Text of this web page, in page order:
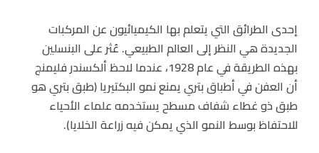
إحدى الطرائق التي يتعلم بها الكيميائيون عن المركبات
الجديدة هي النظر إلى العالم الطبيعي. عُثر على البنسلين
بهذه الطريقة في عام 1928، عندما لاحظ ألكسندر فليمنج
أن العفن في أطباق بتري يمنع نمو البكتيريا (طبق بتري هو
طبق ذو غطاء شفاف مسطح يستخدمه علماء الأحياء
للاحتفاظ بوسط النمو الذي يمكن فيه زراعة الخلايا).